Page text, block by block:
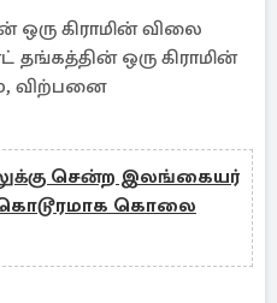
ஒரு கிராமின் விலை
தங்கத்தின் ஒரு கிராமின்
விற்பனை
சென்ற இலங்கையர்
கொடூரமாக கொலை